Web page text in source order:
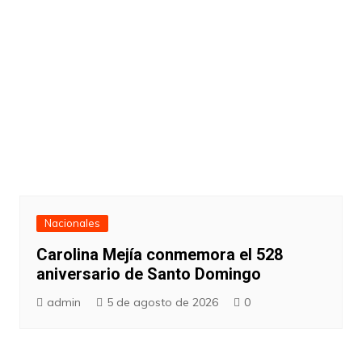
Nacionales
Carolina Mejía conmemora el 528
aniversario de Santo Domingo
admin 5 de agosto de 2026 0